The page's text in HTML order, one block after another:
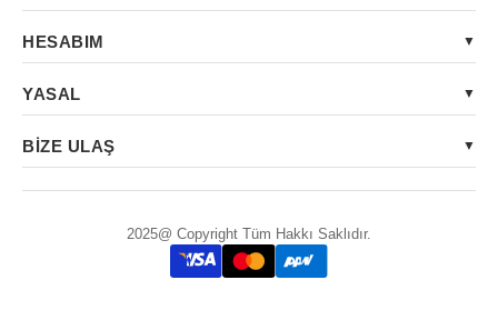
HESABIM
YASAL
BİZE ULAŞ
2025@ Copyright Tüm Hakkı Saklıdır.